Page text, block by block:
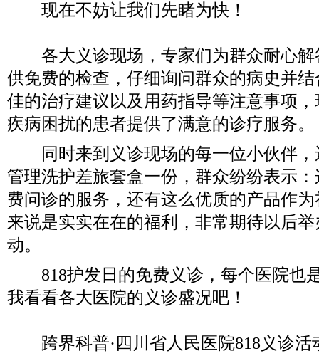
现在不妨让我们先睹为快！
各大义诊现场，专家们为群众耐心解
供免费的检查，仔细询问群众的病史并
佳的治疗建议以及用药指导等注意事项
疾病困扰的患者提供了满意的诊疗服务。
同时来到义诊现场的每一位小伙伴，
管理洗护差旅套盒一份，群众纷纷表示
费问诊的服务，还有这么优质的产品作
来说是实实在在的福利，非常期待以后
动。
818护发日的免费义诊，每个医院也
我看看各大医院的义诊盛况吧！
跨界科普·四川省人民医院818义诊活